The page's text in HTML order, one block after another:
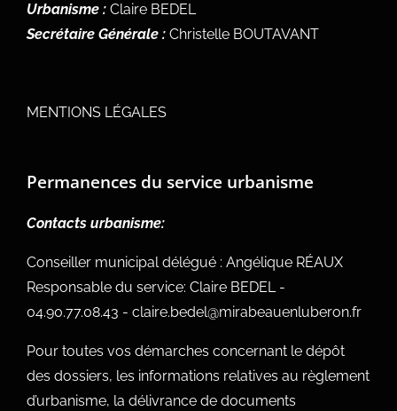
Urbanisme : Claire BEDEL
Secrétaire Générale : Christelle BOUTAVANT
MENTIONS LÉGALES
Permanences du service urbanisme
Contacts urbanisme:
Conseiller municipal délégué : Angélique RÉAUX
Responsable du service: Claire BEDEL -
04.90.77.08.43 - claire.bedel@mirabeauenluberon.fr
Pour toutes vos démarches concernant le dépôt
des dossiers, les informations relatives au règlement
d’urbanisme, la délivrance de documents